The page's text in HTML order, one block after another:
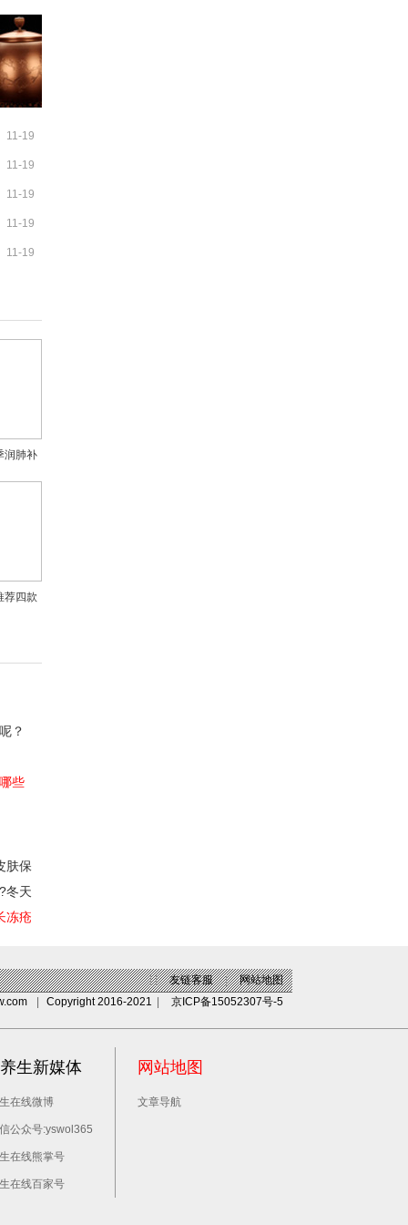
11-19
11-19
11-19
11-19
11-19
润肺补
荐四款
？
些
肤保
冬天
冻疮
| | 友链客服 |
网站地图
Copyright 2016-2021 京ICP备15052307号-5
养生新媒体
在线微博
公众号:yswol365
在线熊掌号
在线百家号
网站地图
文章导航